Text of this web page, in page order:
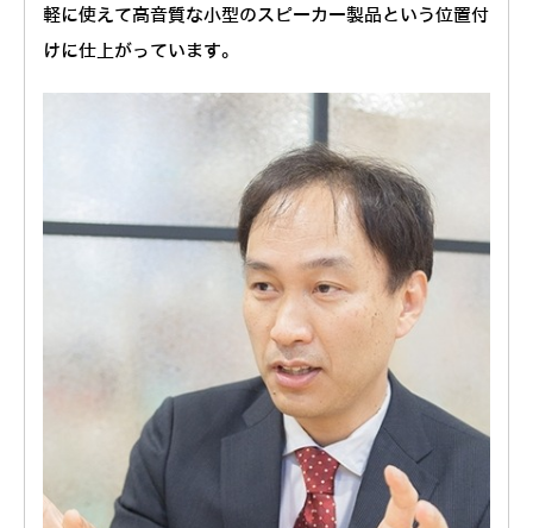
軽に使えて高音質な小型のスピーカー製品という位置付
けに仕上がっています。